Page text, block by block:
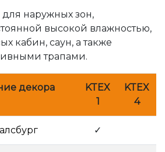
наружных зон,
высокой влажностью,
кабин, саун, а также
трапами.
декора
KTEX
1
KTEX
4
✓